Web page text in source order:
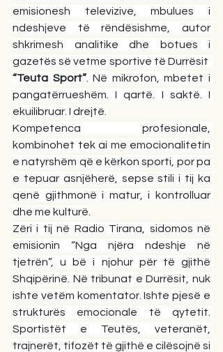
emisionesh televizive, mbulues i
ndeshjeve të rëndësishme, autor
shkrimesh analitike dhe botues i
“Teuta Sport”. Në mikrofon, mbetet i
pangatërrueshëm. I qartë. I saktë. I
ekuilibruar. I drejtë.
Kompetenca profesionale,
kombinohet tek ai me emocionalitetin
e natyrshëm që e kërkon sporti, por pa
e tepuar asnjëherë, sepse stili i tij ka
qenë gjithmonë i matur, i kontrolluar
dhe me kulturë.
Zëri i tij në Radio Tirana, sidomos në
emisionin “Nga njëra ndeshje në
tjetrën”, u bë i njohur për të gjithë
Shqipërinë. Në tribunat e Durrësit, nuk
ishte vetëm komentator. Ishte pjesë e
strukturës emocionale të qytetit.
Sportistët e Teutës, veteranët,
trajnerët, tifozët të gjithë e cilësojnë si